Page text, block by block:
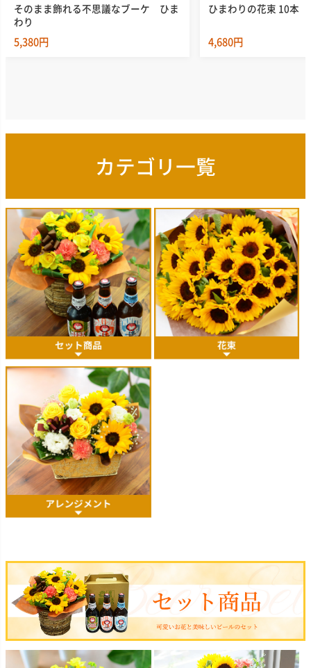
そのまま飾れる不思議なブーケ ひま
わり
5,380円
ひまわりの花束 10本
4,680円
カテゴリ一覧